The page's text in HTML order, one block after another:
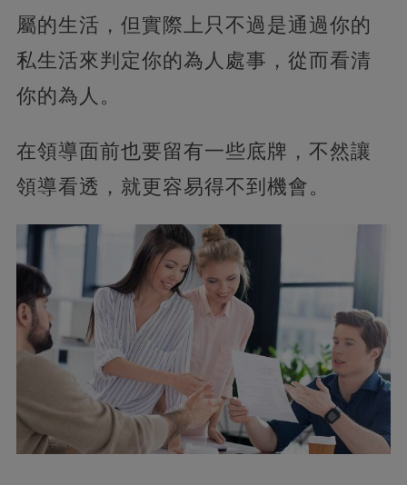
屬的生活，但實際上只不過是通過你的
私生活來判定你的為人處事，從而看清
你的為人。
在領導面前也要留有一些底牌，不然讓
領導看透，就更容易得不到機會。